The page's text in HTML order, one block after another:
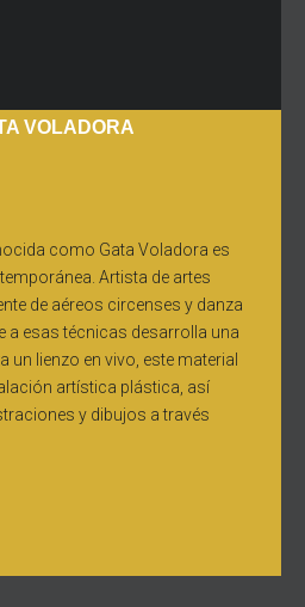
VOLADORA
como Gata Voladora es
Artista de artes
de aéreos circenses y danza
a esas técnicas desarrolla una
un lienzo en vivo, este material
artística plástica, así
y dibujos a través